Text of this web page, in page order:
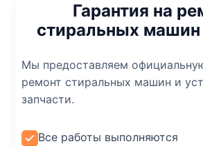
Гарантия на
стиральных машин
Мы предоставляем
ремонт стиральных машин и
запчасти.
Все работы выполняются